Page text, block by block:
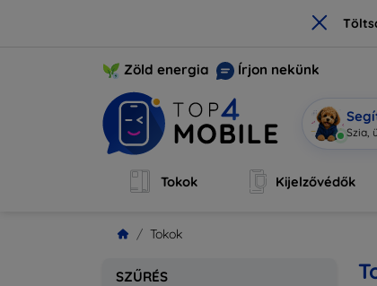
×
Zöld energia Írjon nekünk
Szia,
Tokok Kijelzővédők
Tokok
SZŰRÉS